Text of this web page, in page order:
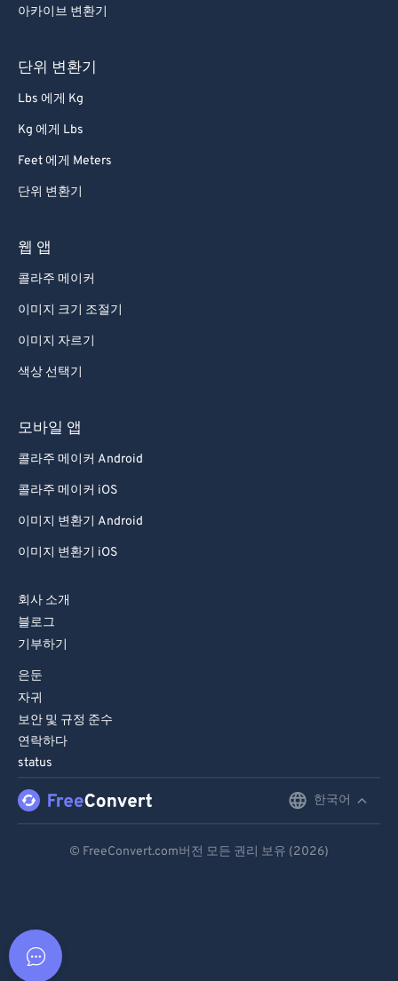
아카이브 변환기
단위 변환기
Lbs 에게 Kg
Kg 에게 Lbs
Feet 에게 Meters
단위 변환기
웹 앱
콜라주 메이커
이미지 크기 조절기
이미지 자르기
색상 선택기
모바일 앱
콜라주 메이커 Android
콜라주 메이커 iOS
이미지 변환기 Android
이미지 변환기 iOS
회사 소개
블로그
기부하기
은둔
자귀
보안 및 규정 준수
연락하다
status
한국어
© FreeConvert.com버전 모든 권리 보유 (2026)